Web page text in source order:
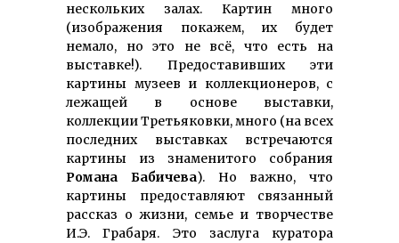
нескольких залах. Картин много
(изображения покажем, их будет
немало, но это не всё, что есть на
выставке!). Предоставивших эти
картины музеев и коллекционеров, с
лежащей в основе выставки,
коллекции Третьяковки, много (на всех
последних выставках встречаются
картины из знаменитого собрания
Романа Бабичева). Но важно, что
картины предоставляют связанный
рассказ о жизни, семье и творчестве
И.Э. Грабаря. Это заслуга куратора